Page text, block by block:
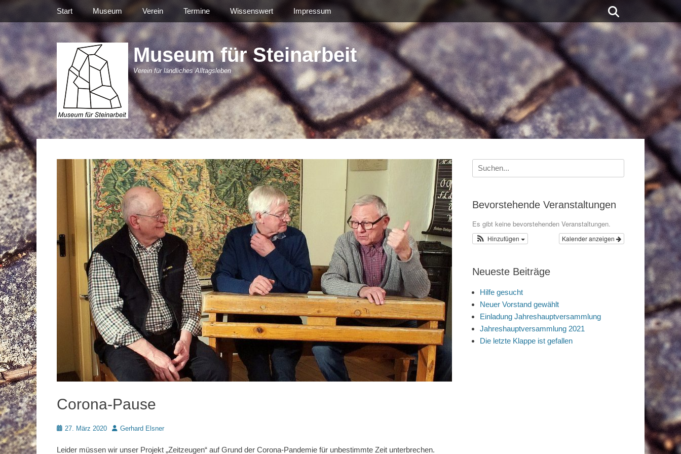
Museum für Steinarbeit
Verein für ländliches Alltagsleben
Primäres Menü
Zum
springen
Start Museum Verein Termine Wissenswert Impressum
Corona-Pause
Posted
27. März 2020 AutorGerhard Elsner
Leider müssen wir unser Projekt „Zeitzeugen“ auf Grund der Corona-Pandemie für unbestimmte Zeit unterbrechen.
Suche
nach:
Bevorstehende Veranstaltungen
Es gibt keine bevorstehenden Veranstaltungen.
Kalender anzeigen
Hinzufügen
Neueste Beiträge
Hilfe gesucht
Neuer Vorstand gewählt
Einladung Jahreshauptversammlung
Jahreshauptversammlung 2021
Die letzte Klappe ist gefallen